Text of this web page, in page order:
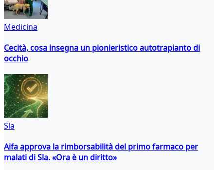
Medicina
Cecità, cosa insegna un pionieristico autotrapianto di
occhio
Sla
Aifa approva la rimborsabilità del primo farmaco per
malati di Sla. «Ora è un diritto»